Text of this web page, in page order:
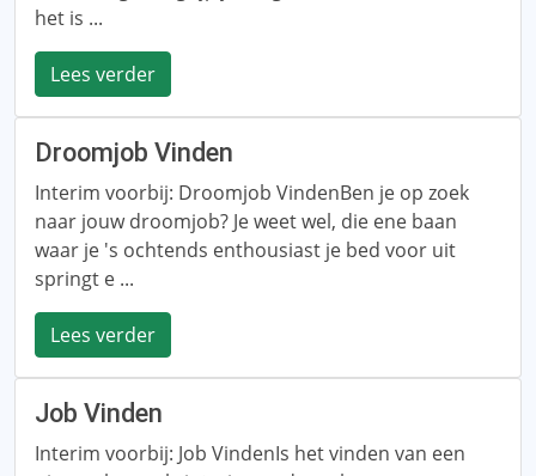
het is ...
Lees verder
Droomjob Vinden
Interim voorbij: Droomjob VindenBen je op zoek
naar jouw droomjob? Je weet wel, die ene baan
waar je 's ochtends enthousiast je bed voor uit
springt e ...
Lees verder
Job Vinden
Interim voorbij: Job VindenIs het vinden van een